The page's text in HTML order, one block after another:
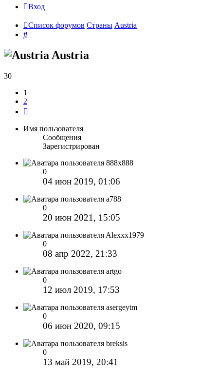
Вход
Список форумов Страны Austria
Поиск
Austria
30
1
2
Имя пользователя
Сообщения
Зарегистрирован
888x888
0
04 июн 2019, 01:06
a788
0
20 июн 2021, 15:05
Alexxx1979
0
08 апр 2022, 21:33
artgo
0
12 июл 2019, 17:53
asergeytm
0
06 июн 2020, 09:15
breksis
0
13 май 2019, 20:41